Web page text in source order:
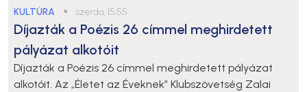
KULTÚRA ● szerda, 15:55
Díjazták a Poézis 26 címmel meghirdetett
pályázat alkotóit
Díjazták a Poézis 26 címmel meghirdetett pályázat
alkotóit. Az „Életet az Éveknek” Klubszövetség Zalai